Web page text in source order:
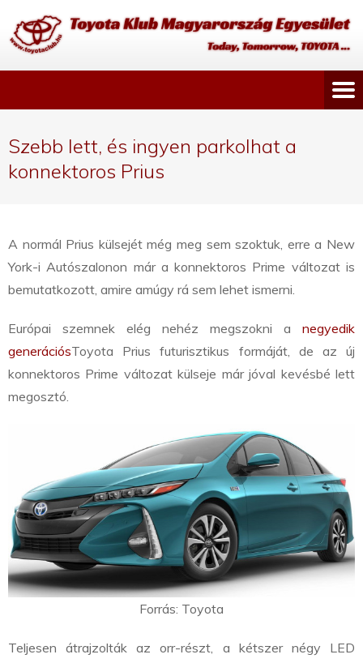
Szebb lett, és ingyen parkolhat a
konnektoros Prius
A normál Prius külsejét még meg sem szoktuk, erre a New
York-i Autószalonon már a konnektoros Prime változat is
bemutatkozott, amire amúgy rá sem lehet ismerni.
Európai szemnek elég nehéz megszokni a negyedik
generációsToyota Prius futurisztikus formáját, de az új
konnektoros Prime változat külseje már jóval kevésbé lett
megosztó.
Forrás: Toyota
Teljesen átrajzolták az orr-részt, a kétszer négy LED